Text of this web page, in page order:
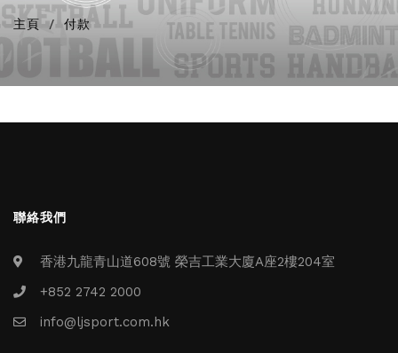
龍舟 hot
羽毛球 / 網球
排球
棒球
瑜伽
衛衣
索繩袋
常用字體
不同的服裝印刷方式及特點
付款方法
主頁 付款
聯絡我們
香港九龍青山道608號 榮吉工業大廈A座2樓204室
+852 2742 2000
info@ljsport.com.hk